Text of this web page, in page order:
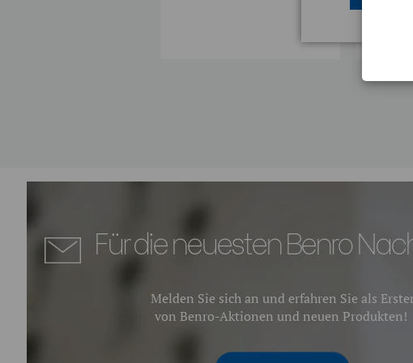
Für die neuesten Benro
Melden Sie sich an und erfahren Sie als
von Benro-Aktionen und neuen Produkten!